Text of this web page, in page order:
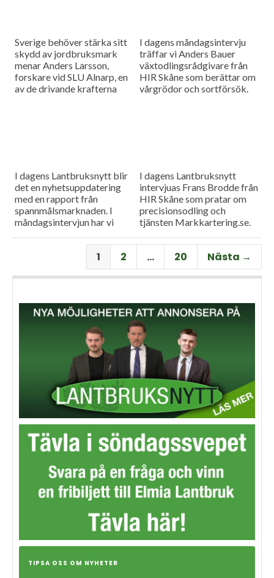
Sverige behöver stärka sitt
skydd av jordbruksmark
menar Anders Larsson,
forskare vid SLU Alnarp, en
av de drivande krafterna
I dagens måndagsintervju
träffar vi Anders Bauer
växtodlingsrådgivare från
HIR Skåne som berättar om
vårgrödor och sortförsök.
I dagens Lantbruksnytt blir
det en nyhetsuppdatering
med en rapport från
spannmålsmarknaden. I
måndagsintervjun har vi
Per Larsson som idag har
rollen som senior advisor på
I dagens Lantbruksnytt
intervjuas Frans Brodde från
HIR Skåne som pratar om
precisionsodling och
tjänsten Markkartering.se.
nyhetsuppdatering med en
rapport från
spannmålsmarknaden.
1 2 … 20 Nästa →
TIPSA OSS OM NYHETER